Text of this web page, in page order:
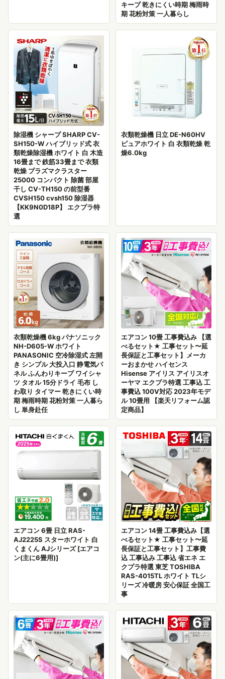
キープ 乾きにくい時期 梅雨時
期 花粉対策 一人暮らし
除湿機 シャープ SHARP CV-
SH150-W ハイブリッド式 衣
類乾燥除湿機 ホワイト 白 木造
16畳まで 鉄筋33畳まで 衣類
乾燥 プラズマクラスター
25000 コンパクト 除菌 部屋
干し CV-TH150 の前型番
CVSH150 cvsh150 除湿器
【KK9N0D18P】 エクプラ特
選
衣類乾燥機 日立 DE-N60HV
ピュアホワイト 白 衣類乾燥 乾
燥6.0kg
衣類乾燥機 6kg パナソニック
NH-D605-W ホワイト
PANASONIC 空冷除湿式 左開
き シンプル 大投入口 静電気パ
ネル ふんわりキープ ワイシャ
ツ タオル 15分ドライ 毛布 し
わ取り タイマー 乾きにくい時
期 梅雨時期 花粉対策 一人暮ら
し 単身赴任
エアコン 10畳 工事費込み 【選
べるセット★ 工事セット〜延
長保証と工事セット】メーカ
ーおまかせ ハイセンス
Hisense アイリス アイリスオ
ーヤマ エクプラ特選 工事込 工
事費込 100V対応 2023年モデ
ル 10畳用 【楽天リフォーム認
定商品】
エアコン 6畳 日立 RAS-
AJ2225S スターホワイト 白
くまくん AJシリーズ [エアコ
ン(主に6畳用)]
エアコン 14畳 工事費込み【選
べるセット★ 工事セット〜延
長保証と工事セット】工事費
込 工事込み 工事込 省エネ エ
クプラ特選 東芝 TOSHIBA
RAS-4015TL ホワイト TLシ
リーズ 冷暖房 安心保証 全国工
事